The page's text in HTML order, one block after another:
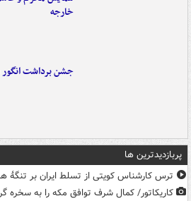
خارجه
جشن برداشت انگور
پربازدیدترین ها
ترس کارشناس کویتی از تسلط ایران بر تنگۀ
کاریکاتور/ کمال شرف توافق مکه را به سخره